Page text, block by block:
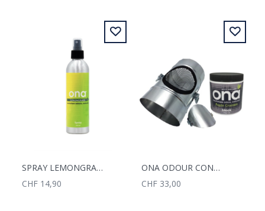
SPRAY LEMONGRASS 250ML
CHF 14,90
ONA ODOUR CONTROL DUCT 125MM
CHF 33,00